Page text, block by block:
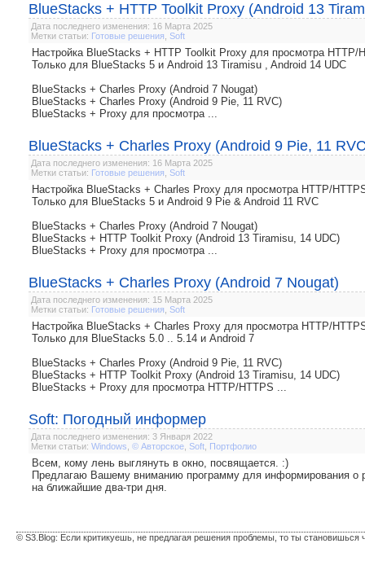
BlueStacks + HTTP Toolkit Proxy (Android 13
Дата последнего изменения: 16 Марта 2025
Метки статьи: Готовые решения Soft
Настройка BlueStacks + HTTP Toolkit Proxy для просмотра HTTP/
Только для BlueStacks 5 и Android 13 Tiramisu , Android 14 UDC
BlueStacks + Charles Proxy (Android 7 Nougat)
BlueStacks + Charles Proxy (Android 9 Pie, 11 RVC)
BlueStacks + Proxy для просмотра ...
BlueStacks + Charles Proxy (Android 9 Pie, 11
Дата последнего изменения: 16 Марта 2025
Метки статьи: Готовые решения Soft
Настройка BlueStacks + Charles Proxy для просмотра HTTP/
Только для BlueStacks 5 и Android 9 Pie & Android 11 RVC
BlueStacks + Charles Proxy (Android 7 Nougat)
BlueStacks + HTTP Toolkit Proxy (Android 13 Tiramisu, 14 UDC)
BlueStacks + Proxy для просмотра ...
BlueStacks + Charles Proxy (Android 7 Nougat)
Дата последнего изменения: 15 Марта 2025
Метки статьи: Готовые решения Soft
Настройка BlueStacks + Charles Proxy для просмотра HTTP/
Только для BlueStacks 5.0 .. 5.14 и Android 7
BlueStacks + Charles Proxy (Android 9 Pie, 11 RVC)
BlueStacks + HTTP Toolkit Proxy (Android 13 Tiramisu, 14 UDC)
BlueStacks + Proxy для просмотра HTTP/HTTPS ...
Soft: Погодный информер
Дата последнего изменения: 3 Января 2022
Метки статьи: Windows © Авторское Soft Портфолио
Всем, кому лень выглянуть в окно, посвящается. :)
Предлагаю Вашему вниманию программу для информирования о
на ближайшие два-три дня.
© S3.Blog: Если критикуешь, не предлагая решения проблемы, то ты становишься